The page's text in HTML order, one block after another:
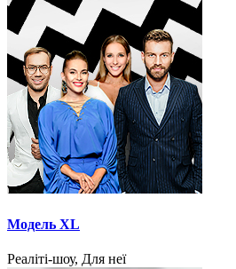
Модель XL
Реаліті-шоу, Для неї